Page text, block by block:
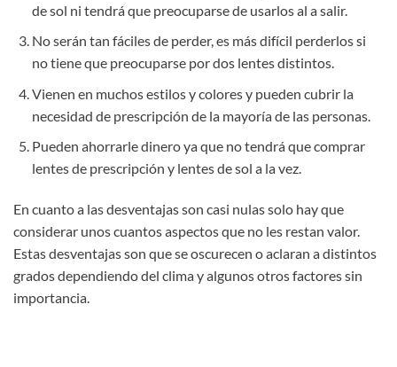
de sol ni tendrá que preocuparse de usarlos al a salir.
No serán tan fáciles de perder, es más difícil perderlos si
no tiene que preocuparse por dos lentes distintos.
Vienen en muchos estilos y colores y pueden cubrir la
necesidad de prescripción de la mayoría de las personas.
Pueden ahorrarle dinero ya que no tendrá que comprar
lentes de prescripción y lentes de sol a la vez.
En cuanto a las desventajas son casi nulas solo hay que
considerar unos cuantos aspectos que no les restan valor.
Estas desventajas son que se oscurecen o aclaran a distintos
grados dependiendo del clima y algunos otros factores sin
importancia.